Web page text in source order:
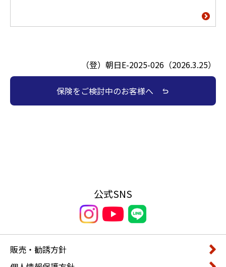
（登）朝日E-2025-026（2026.3.25）
保険をご検討中のお客様へ undo
公式SNS
販売・勧誘方針